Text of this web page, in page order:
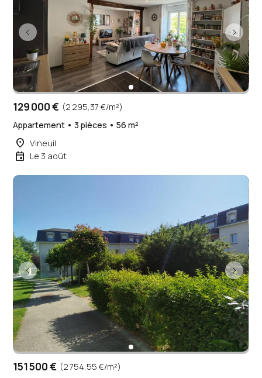
129 000 € (2 295,37 €/m²)
Appartement • 3 pièces • 56 m²
place Vineuil
event Le 3 août
151 500 € (2 754,55 €/m²)